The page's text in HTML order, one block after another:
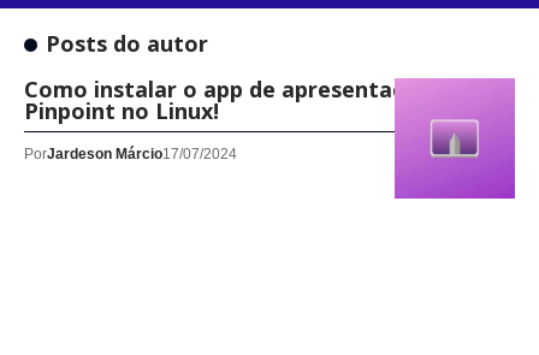
Posts do autor
Como instalar o app de apresentações
Pinpoint no Linux!
PorJardeson Márcio17/07/2024